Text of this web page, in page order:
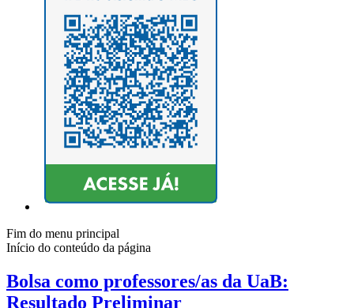
Fim do menu principal
Início do conteúdo da página
Bolsa como professores/as da UaB:
Resultado Preliminar